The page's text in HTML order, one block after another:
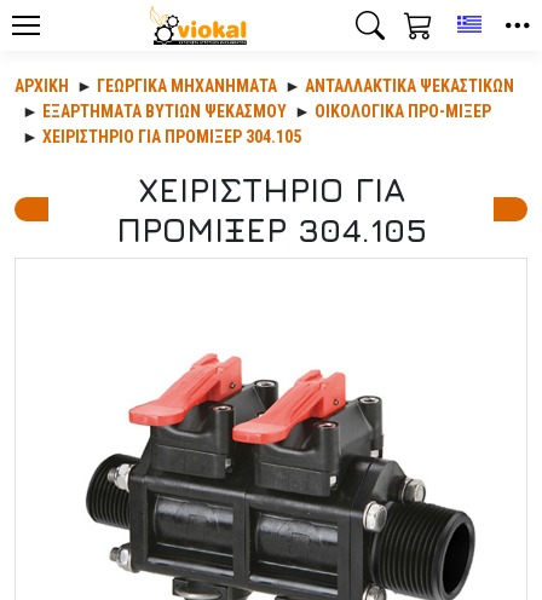
ΑΡΧΙΚΉ ΓΕΩΡΓΙΚΆ ΜΗΧΑΝΉΜΑΤΑ
ΑΝΤΑΛΛΑΚΤΙΚΆ ΨΕΚΑΣΤΙΚΏΝ
ΕΞΑΡΤΗΜΑΤΑ ΒΥΤΙΩΝ ΨΕΚΑΣΜΟΥ
ΟΙΚΟΛΟΓΙΚΑ ΠΡΟ-ΜΙΞΕΡ
ΧΕΙΡΙΣΤΗΡΙΟ ΓΙΑ ΠΡΟΜΙΞΕΡ 304.105
ΧΕΙΡΙΣΤΗΡΙΟ ΓΙΑ
ΠΡΟΜΙΞΕΡ 304.105